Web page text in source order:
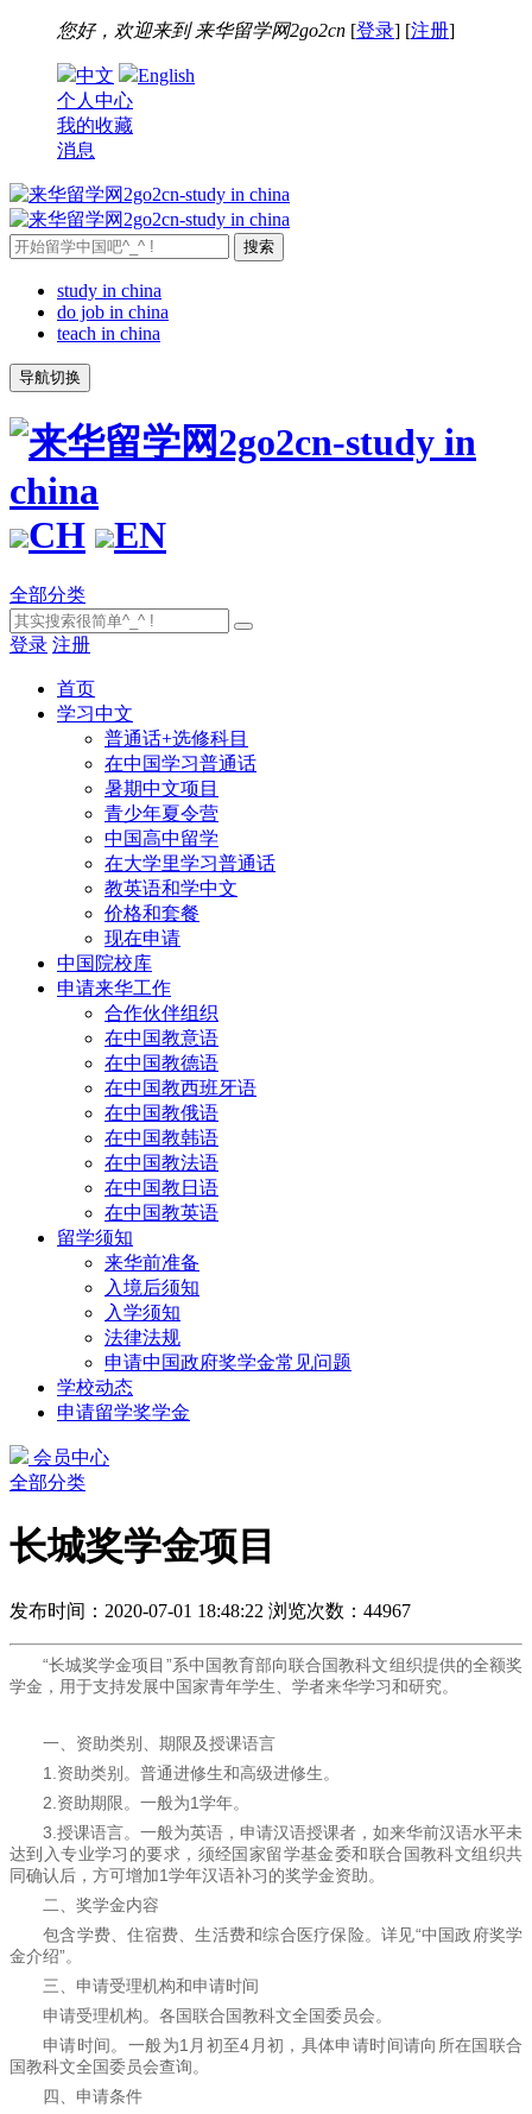
您好，欢迎来到 来华留学网2go2cn [登录] [注册]
中文
English
个人中心
我的收藏
消息
study in china
do job in china
teach in china
导航切换
CH EN
全部分类
登录 注册
首页
学习中文
普通话+选修科目
在中国学习普通话
暑期中文项目
青少年夏令营
中国高中留学
在大学里学习普通话
教英语和学中文
价格和套餐
现在申请
中国院校库
申请来华工作
合作伙伴组织
在中国教意语
在中国教德语
在中国教西班牙语
在中国教俄语
在中国教韩语
在中国教法语
在中国教日语
在中国教英语
留学须知
来华前准备
入境后须知
入学须知
法律法规
申请中国政府奖学金常见问题
学校动态
申请留学奖学金
会员中心
全部分类
长城奖学金项目
发布时间：2020-07-01 18:48:22 浏览次数：44967
“长城奖学金项目”系中国教育部向联合国教科文组织提供的全额奖
学金，用于支持发展中国家青年学生、学者来华学习和研究。
一、资助类别、期限及授课语言
1.资助类别。普通进修生和高级进修生。
2.资助期限。一般为1学年。
3.授课语言。一般为英语，申请汉语授课者，如来华前汉语水平未
达到入专业学习的要求，须经国家留学基金委和联合国教科文组织共
同确认后，方可增加1学年汉语补习的奖学金资助。
二、奖学金内容
包含学费、住宿费、生活费和综合医疗保险。详见“中国政府奖学
金介绍”。
三、申请受理机构和申请时间
申请受理机构。各国联合国教科文全国委员会。
申请时间。一般为1月初至4月初，具体申请时间请向所在国联合
国教科文全国委员会查询。
四、申请条件